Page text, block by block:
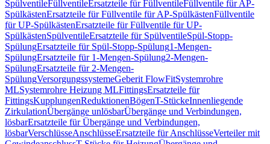
SpülventileFüllventileErsatzteile für FüllventileFüllventile für AP-
SpülkästenErsatzteile für Füllventile für AP-SpülkästenFüllventile
für UP-SpülkästenErsatzteile für Füllventile für UP-
SpülkästenSpülventileErsatzteile für SpülventileSpül-Stopp-
SpülungErsatzteile für Spül-Stopp-Spülung1-Mengen-
SpülungErsatzteile für 1-Mengen-Spülung2-Mengen-
SpülungErsatzteile für 2-Mengen-
SpülungVersorgungssystemeGeberit FlowFitSystemrohre
MLSystemrohre Heizung MLFittingsErsatzteile für
FittingsKupplungenReduktionenBögenT-StückeInnenliegende
ZirkulationÜbergänge unlösbarÜbergänge und Verbindungen,
lösbarErsatzteile für Übergänge und Verbindungen,
lösbarVerschlüsseAnschlüsseErsatzteile für AnschlüsseVerteiler mit